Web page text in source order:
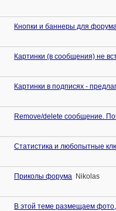
Кнопки и баннеры для
Картинки (в сообщения) не
Картинки в подписях -
Remove/delete сообщение.
Статистика и любопытные
Приколы форума Nikolas
В этой теме размещаем